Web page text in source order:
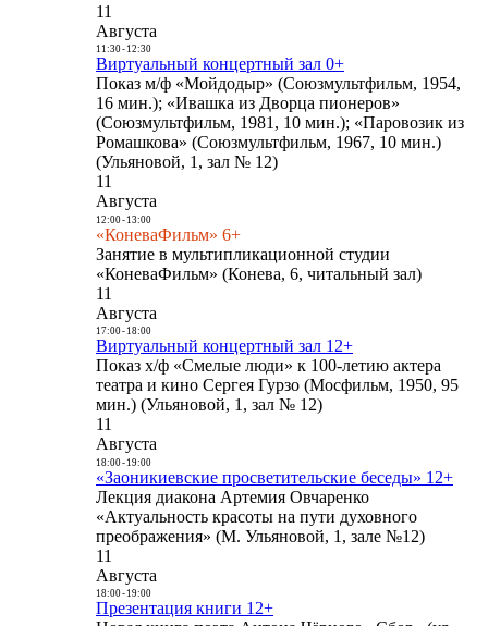
11
Августа
11:30- 12:30
Виртуальный концертный зал 0+
Показ м/ф «Мойдодыр» (Союзмультфильм, 1954,
16 мин.); «Ивашка из Дворца пионеров»
(Союзмультфильм, 1981, 10 мин.); «Паровозик из
Ромашкова» (Союзмультфильм, 1967, 10 мин.)
(Ульяновой, 1, зал № 12)
11
Августа
12:00- 13:00
«КоневаФильм» 6+
Занятие в мультипликационной студии
«КоневаФильм» (Конева, 6, читальный зал)
11
Августа
17:00- 18:00
Виртуальный концертный зал 12+
Показ х/ф «Смелые люди» к 100-летию актера
театра и кино Сергея Гурзо (Мосфильм, 1950, 95
мин.) (Ульяновой, 1, зал № 12)
11
Августа
18:00- 19:00
«Заоникиевские просветительские беседы» 12+
Лекция диакона Артемия Овчаренко
«Актуальность красоты на пути духовного
преображения» (М. Ульяновой, 1, зале №12)
11
Августа
18:00- 19:00
Презентация книги 12+